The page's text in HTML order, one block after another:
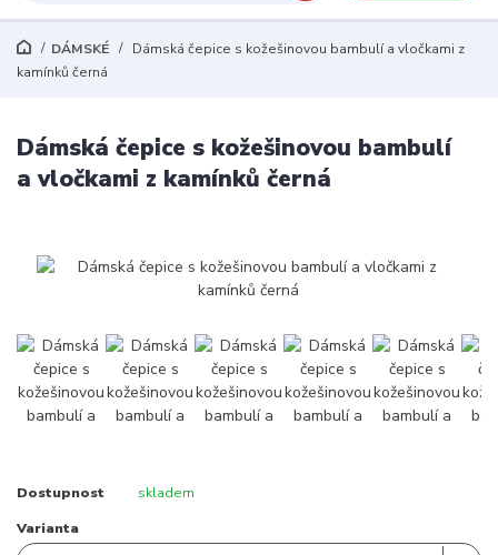
DÁMSKÉ
Dámská čepice s kožešinovou bambulí a vločkami z
kamínků černá
Dámská čepice s kožešinovou bambulí
a vločkami z kamínků černá
Dostupnost skladem
Varianta